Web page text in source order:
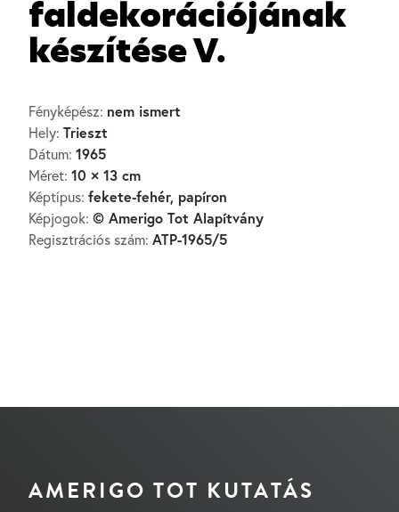
faldekorációjának
készítése V.
Fényképész: nem ismert
Hely: Trieszt
Dátum: 1965
Méret: 10 × 13 cm
Képtípus: fekete-fehér, papíron
Képjogok: © Amerigo Tot Alapítvány
Regisztrációs szám: ATP-1965/5
AMERIGO TOT KUTATÁS